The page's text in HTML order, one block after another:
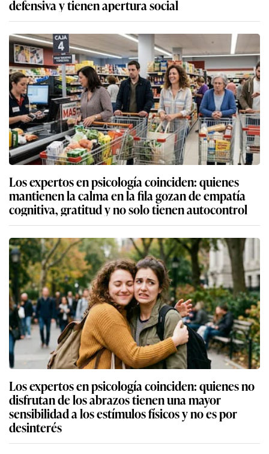
defensiva y tienen apertura social
Los expertos en psicología coinciden: quienes
mantienen la calma en la fila gozan de empatía
cognitiva, gratitud y no solo tienen autocontrol
Los expertos en psicología coinciden: quienes no
disfrutan de los abrazos tienen una mayor
sensibilidad a los estímulos físicos y no es por
desinterés